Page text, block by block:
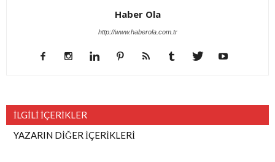
Haber Ola
http://www.haberola.com.tr
İLGİLİ İÇERİKLER
YAZARIN DİĞER İÇERİKLERİ